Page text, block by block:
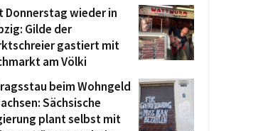
Donnerstag wieder in
Gilde der
gastiert mit
am Völki
beim Wohngeld
Sächsische
plant selbst mit